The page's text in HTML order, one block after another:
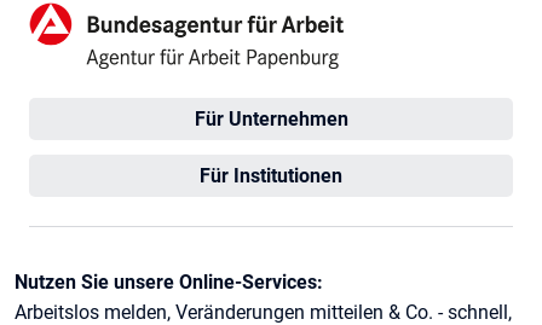
Agentur für Arbeit
Für Unternehmen
Für Institutionen
Kontaktinformationen
Nutzen Sie unsere Online-Services:
Arbeitslos melden, Veränderungen mitteilen & Co. - schnell,